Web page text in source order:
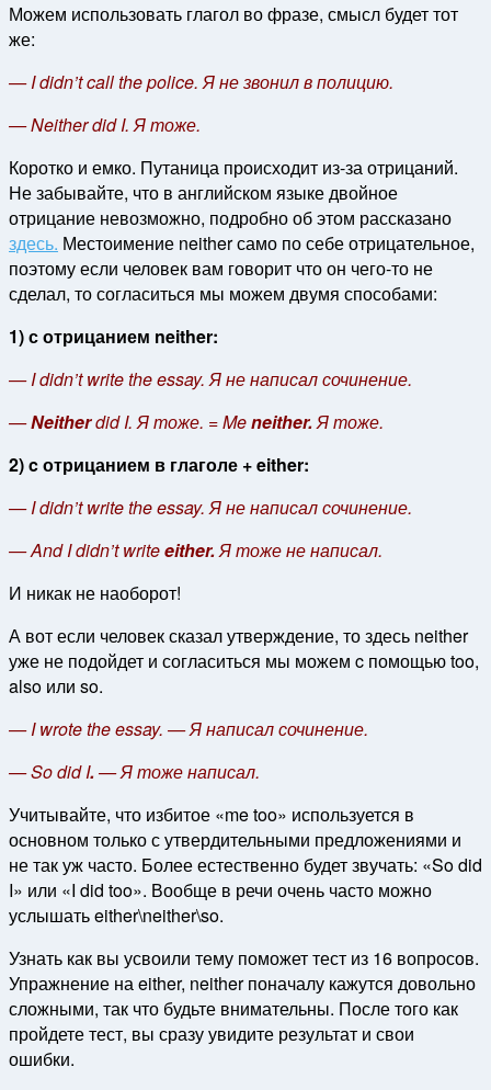
Можем использовать глагол во фразе, смысл будет тот
же:
— I didn’t call the police. Я не звонил в полицию.
— Neither did I. Я тоже.
Коротко и емко. Путаница происходит из-за отрицаний.
Не забывайте, что в английском языке двойное
отрицание невозможно, подробно об этом рассказано
здесь. Местоимение neither само по себе отрицательное,
поэтому если человек вам говорит что он чего-то не
сделал, то согласиться мы можем двумя способами:
1) с отрицанием neither:
— I didn’t write the essay. Я не написал сочинение.
—Neitherdid I. Я тоже. = Meneither.Я тоже.
2) c отрицанием в глаголе + either:
— I didn’t write the essay. Я не написал сочинение.
— And I didn’t writeeither.Я тоже не написал.
И никак не наоборот!
А вот если человек сказал утверждение, то здесь neither
уже не подойдет и согласиться мы можем c помощью too,
also или so.
— I wrote the essay. — Я написал сочинение.
— So did I.— Я тоже написал.
Учитывайте, что избитое «me too» используется в
основном только с утвердительными предложениями и
не так уж часто. Более естественно будет звучать: «So did
I» или «I did too». Вообще в речи очень часто можно
услышать either\neither\so.
Узнать как вы усвоили тему поможет тест из 16 вопросов.
Упражнение на either, neither поначалу кажутся довольно
сложными, так что будьте внимательны. После того как
пройдете тест, вы сразу увидите результат и свои
ошибки.